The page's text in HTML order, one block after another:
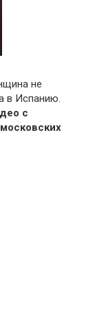
не
в Испанию.
с